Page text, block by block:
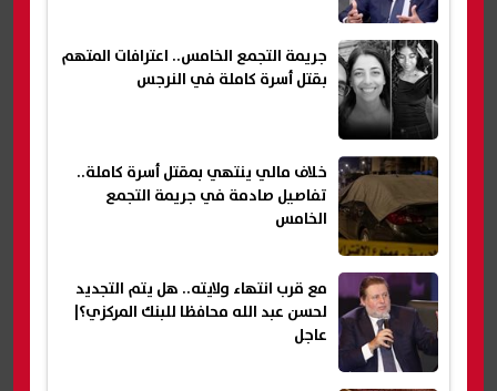
جريمة التجمع الخامس.. اعترافات المتهم
بقتل أسرة كاملة في النرجس
خلاف مالي ينتهي بمقتل أسرة كاملة..
تفاصيل صادمة في جريمة التجمع
الخامس
مع قرب انتهاء ولايته.. هل يتم التجديد
لحسن عبد الله محافظا للبنك المركزي؟|
عاجل